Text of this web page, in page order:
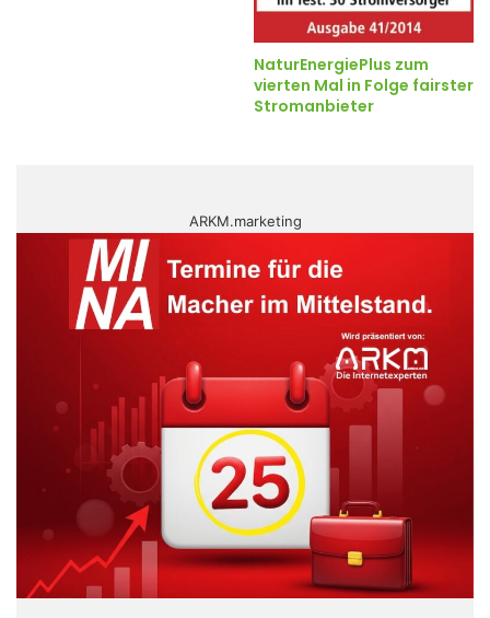
NaturEnergiePlus zum
vierten Mal in Folge fairster
Stromanbieter
ARKM.marketing